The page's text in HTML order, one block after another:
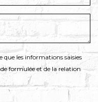
les informations saisies
formulée et de la relation